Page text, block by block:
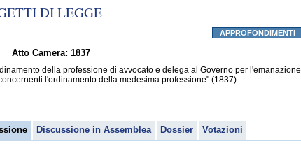
DI LEGGE
APPROFONDIMENTI
Atto Camera: 1837
della professione di avvocato e delega al Governo per l'emanazione
l'ordinamento della medesima professione" (1837)
Discussione in Assemblea Dossier Votazioni